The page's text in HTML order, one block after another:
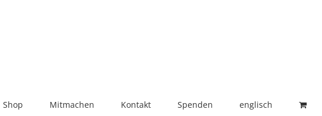
Shop Mitmachen Kontakt Spenden englisch